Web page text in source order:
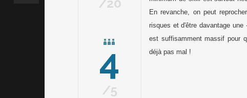
20
4
5
En revanche, on peut
risques et d'être davantage
est suffisamment massif pour
déjà pas mal !